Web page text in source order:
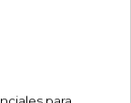
STARCH